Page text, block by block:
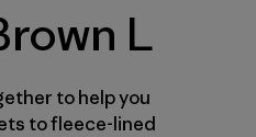
L
to help you
to fleece-lined